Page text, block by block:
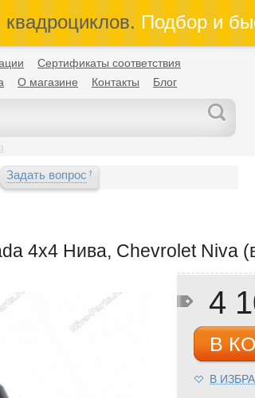
Подбор и
Сертификаты соответствия
О магазине Контакты Блог
Задать вопрос
4x4 Нива, Chevrolet Niva
4
В
В